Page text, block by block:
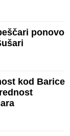
ponovo
kod Barice